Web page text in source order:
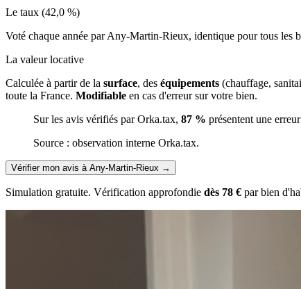
Le taux (42,0 %)
Voté chaque année par Any-Martin-Rieux, identique pour tous les
La valeur locative
Calculée à partir de la surface, des équipements (chauffage,
toute la France. Modifiable en cas d'erreur sur votre bien.
Sur les avis vérifiés par Orka.tax, 87 % présentent une
Source : observation interne Orka.tax.
Vérifier mon avis à Any-Martin-Rieux →
Simulation gratuite. Vérification approfondie dès 78 € par bien